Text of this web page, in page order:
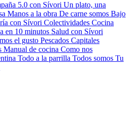
5.0 con Sívori Un plato, una
Manos a la obra De carne somos Bajo
con Sívori Colectividades Cocina
en 10 minutos Salud con Sívori
el gusto Pescados Capitales
Manual de cocina Como nos
Todo a la parrilla Todos somos Tu